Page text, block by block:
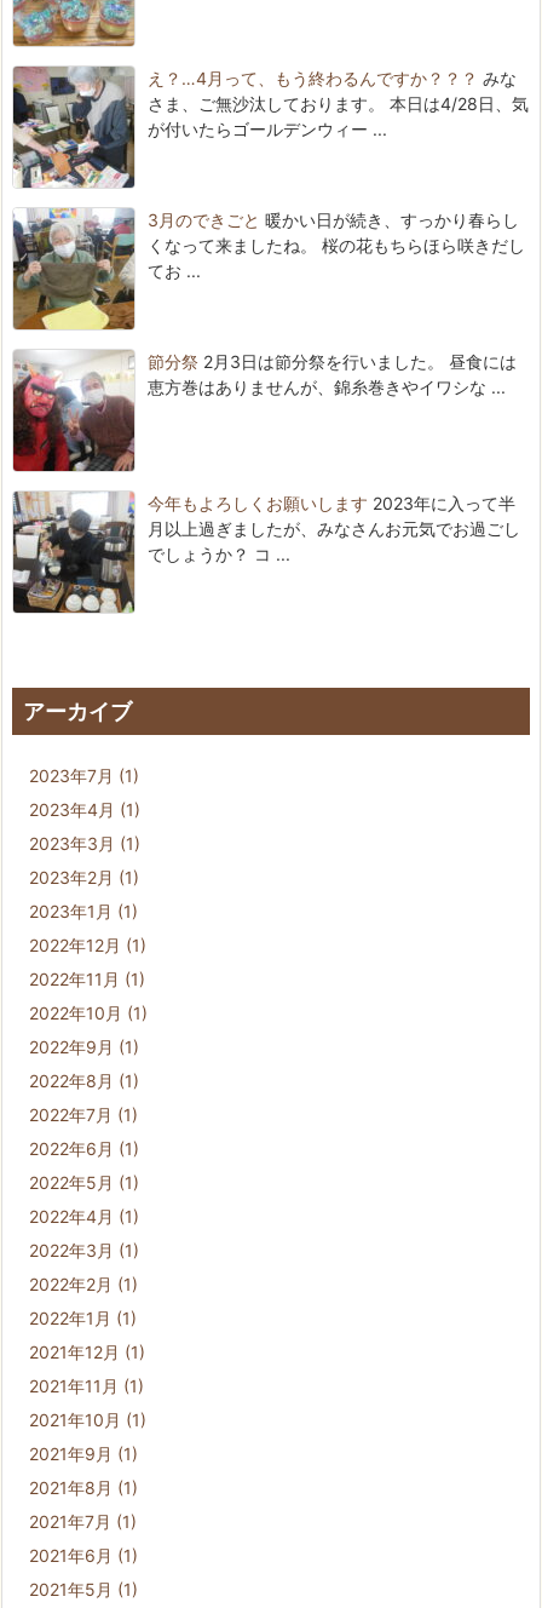
え？…4月って、もう終わるんですか？？？ みな
さま、ご無沙汰しております。 本日は4/28日、気
が付いたらゴールデンウィー ...
3月のできごと 暖かい日が続き、すっかり春らし
くなって来ましたね。 桜の花もちらほら咲きだし
てお ...
節分祭 2月3日は節分祭を行いました。 昼食には
恵方巻はありませんが、錦糸巻きやイワシな ...
今年もよろしくお願いします 2023年に入って半
月以上過ぎましたが、みなさんお元気でお過ごし
でしょうか？ コ ...
アーカイブ
2023年7月 (1)
2023年4月 (1)
2023年3月 (1)
2023年2月 (1)
2023年1月 (1)
2022年12月 (1)
2022年11月 (1)
2022年10月 (1)
2022年9月 (1)
2022年8月 (1)
2022年7月 (1)
2022年6月 (1)
2022年5月 (1)
2022年4月 (1)
2022年3月 (1)
2022年2月 (1)
2022年1月 (1)
2021年12月 (1)
2021年11月 (1)
2021年10月 (1)
2021年9月 (1)
2021年8月 (1)
2021年7月 (1)
2021年6月 (1)
2021年5月 (1)